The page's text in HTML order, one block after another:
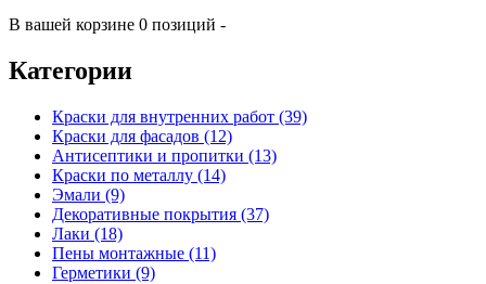
В вашей корзине 0 позиций -
Категории
Краски для внутренних работ (39)
Краски для фасадов (12)
Антисептики и пропитки (13)
Краски по металлу (14)
Эмали (9)
Декоративные покрытия (37)
Лаки (18)
Пены монтажные (11)
Герметики (9)